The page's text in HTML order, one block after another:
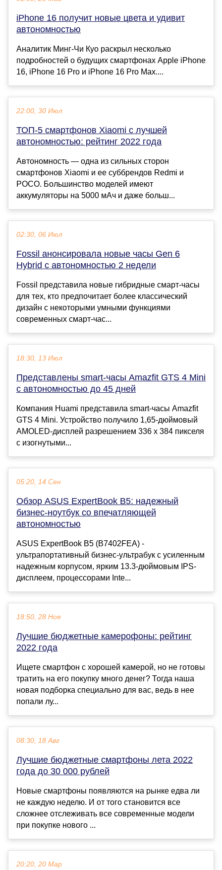
iPhone 16 получит новые цвета и удивит
автономностью
Аналитик Минг-Чи Куо раскрыл несколько
подробностей о будущих смартфонах Apple iPhone
16, iPhone 16 Pro и iPhone 16 Pro Max....
22:00, 30 Июл
ТОП-5 смартфонов Xiaomi с лучшей
автономностью: рейтинг 2022 года
Автономность — одна из сильных сторон
смартфонов Xiaomi и ее суббрендов Redmi и
POCO. Большинство моделей имеют
аккумуляторы на 5000 мАч и даже больш...
02:30, 06 Июл
Fossil анонсировала новые часы Gen 6
Hybrid с автономностью 2 недели
Fossil представила новые гибридные смарт-часы
для тех, кто предпочитает более классический
дизайн с некоторыми умными функциями
современных смарт-час...
18:30, 13 Июл
Представлены smart-часы Amazfit GTS 4 Mini
с автономностью до 45 дней
Компания Huami представила smart-часы Amazfit
GTS 4 Mini. Устройство получило 1,65-дюймовый
AMOLED-дисплей разрешением 336 x 384 пикселя
с изогнутыми...
05:20, 14 Сен
Обзор ASUS ExpertBook B5: надежный
бизнес-ноутбук со впечатляющей
автономностью
ASUS ExpertBook B5 (B7402FEA) -
ультрапортативный бизнес-ультрабук с усиленным
надежным корпусом, ярким 13.3-дюймовым IPS-
дисплеем, процессорами Inte...
18:50, 28 Ноя
Лучшие бюджетные камерофоны: рейтинг
2022 года
Ищете смартфон с хорошей камерой, но не готовы
тратить на его покупку много денег? Тогда наша
новая подборка специально для вас, ведь в нее
попали лу...
08:30, 18 Авг
Лучшие бюджетные смартфоны лета 2022
года до 30 000 рублей
Новые смартфоны появляются на рынке едва ли
не каждую неделю. И от того становится все
сложнее отслеживать все современные модели
при покупке нового ...
20:20, 20 Мар